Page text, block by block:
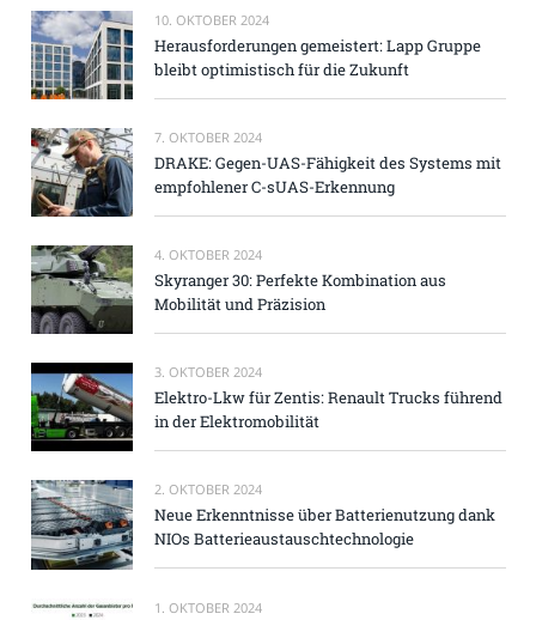
10. OKTOBER 2024
Herausforderungen gemeistert: Lapp Gruppe
bleibt optimistisch für die Zukunft
7. OKTOBER 2024
DRAKE: Gegen-UAS-Fähigkeit des Systems mit
empfohlener C-sUAS-Erkennung
4. OKTOBER 2024
Skyranger 30: Perfekte Kombination aus
Mobilität und Präzision
3. OKTOBER 2024
Elektro-Lkw für Zentis: Renault Trucks führend
in der Elektromobilität
2. OKTOBER 2024
Neue Erkenntnisse über Batterienutzung dank
NIOs Batterieaustauschtechnologie
1. OKTOBER 2024